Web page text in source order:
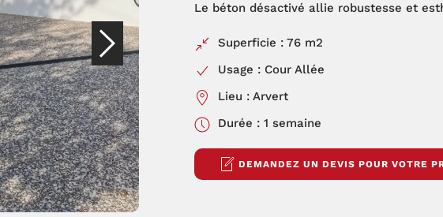
Le béton désactivé allie robustesse et
Superficie : 76 m2
Usage : Cour Allée
Lieu : Arvert
Durée : 1 semaine
DEMANDEZ UN DEVIS POUR VOTRE